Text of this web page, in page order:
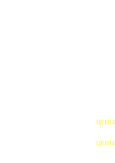
ЦЕНЫ
ЦЕНЫ
ШАЙБЫ ФУНДАМЕНТНЫЕ